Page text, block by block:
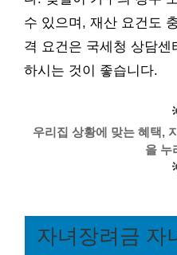
수 있으며, 재산 요건도
격 요건은 국세청 상담센
하시는 것이 좋습니다.
우리집 상황에 맞는 혜택,
을 누
자녀장려금 자